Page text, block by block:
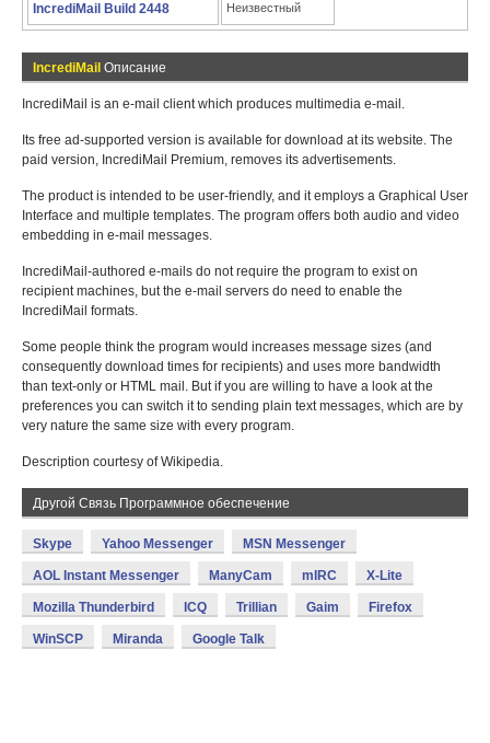
IncrediMail Build 2448 Неизвестный
IncrediMail Описание
IncrediMail is an e-mail client which produces multimedia e-mail.
Its free ad-supported version is available for download at its website. The
paid version, IncrediMail Premium, removes its advertisements.
The product is intended to be user-friendly, and it employs a Graphical User
Interface and multiple templates. The program offers both audio and video
embedding in e-mail messages.
IncrediMail-authored e-mails do not require the program to exist on
recipient machines, but the e-mail servers do need to enable the
IncrediMail formats.
Some people think the program would increases message sizes (and
consequently download times for recipients) and uses more bandwidth
than text-only or HTML mail. But if you are willing to have a look at the
preferences you can switch it to sending plain text messages, which are by
very nature the same size with every program.
Description courtesy of Wikipedia.
Другой Связь Программное обеспечение
Skype Yahoo Messenger MSN Messenger
AOL Instant Messenger ManyCam mIRC X-Lite
Mozilla Thunderbird ICQ Trillian Gaim Firefox
WinSCP Miranda Google Talk